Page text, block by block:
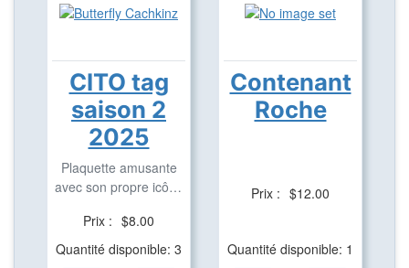
CITO tag
saison 2
2025
Plaquette amusante
avec son propre icône
Prix : $8.00
Quantité disponible: 3
Contenant
Roche
Prix : $12.00
Quantité disponible: 1